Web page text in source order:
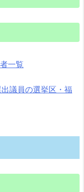
一覧
議員の選挙区・福